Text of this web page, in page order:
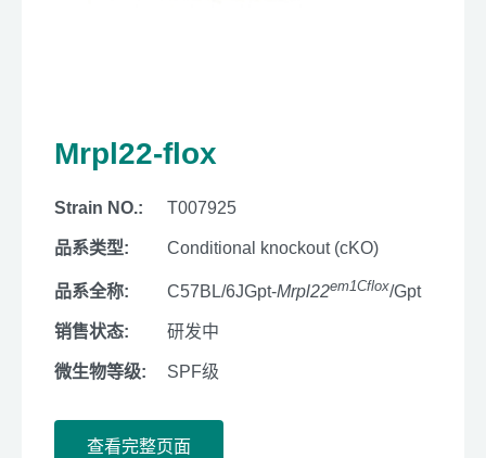
Mrpl22-flox
Strain NO.: T007925
品系类型: Conditional knockout (cKO)
品系全称: C57BL/6JGpt-Mrpl22em1Cflox/Gpt
销售状态: 研发中
微生物等级: SPF级
查看完整页面